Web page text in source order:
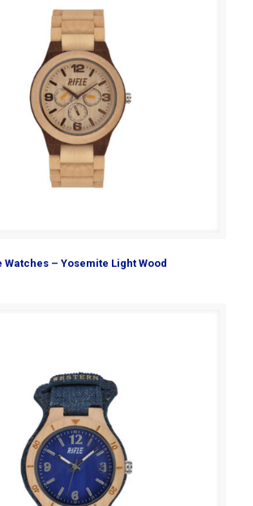
Watches – Yosemite Light Wood